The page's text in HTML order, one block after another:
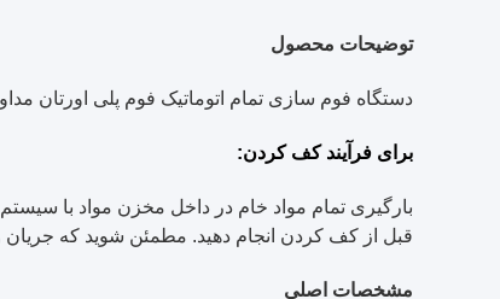
توضیحات محصول
دستگاه فوم سازی تمام اتوماتیک فوم پلی اورتان مداوم،
برای فرآیند کف کردن:
بارگیری تمام مواد خام در داخل مخزن مواد با
قبل از کف کردن انجام دهید. مطمئن شوید که
مشخصات اصلی